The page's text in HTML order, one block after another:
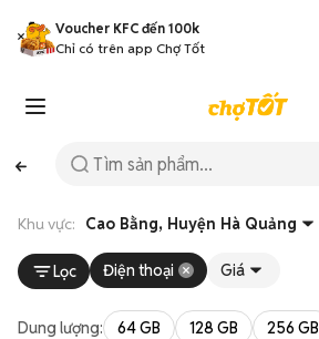
Voucher KFC đến 100k
Chỉ có trên app Chợ Tốt
Khu vực: Cao Bằng, Huyện Hà Quảng
Lọc Điện thoại Giá
Dung lượng: 64 GB 128 GB 256 GB